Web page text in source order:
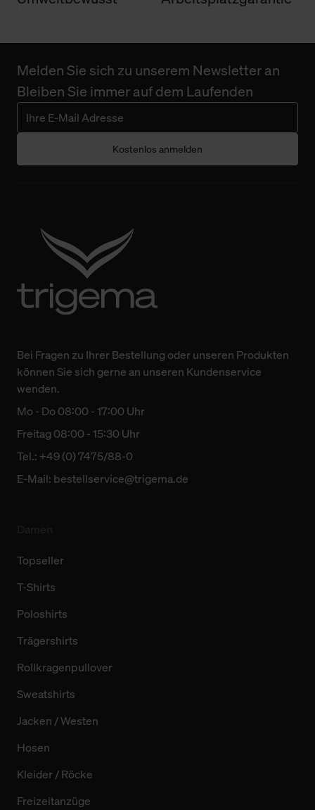
Melden Sie sich zu unserem Newsletter an
Bleiben Sie immer auf dem Laufenden
Kostenlos anmelden
Bei Fragen zu Ihrer Bestellung oder unseren Produkten
können Sie sich gerne an unseren Kundenservice
wenden.
Mo - Do 08:00 - 17:00 Uhr
Freitag 08:00 - 15:30 Uhr
Tel.: +49 (0) 7475/88-0
E-Mail: bestellservice@trigema.de
Topseller
T-Shirts
Poloshirts
Trägershirts
Rollkragenpullover
Sweatshirts
Jacken / Westen
Hosen
Kleider / Röcke
Freizeitanzüge